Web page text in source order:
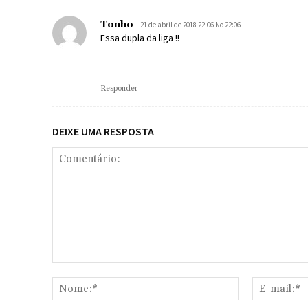
Tonho 21 de abril de 2018 22:06 No 22:06
Essa dupla da liga !!
Responder
DEIXE UMA RESPOSTA
Nome:*